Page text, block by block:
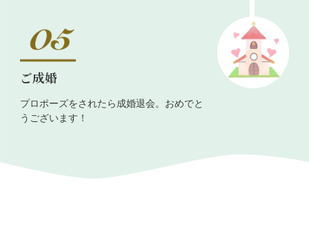
ご成婚
プロポーズをされたら成婚退会。おめでと
うございます！